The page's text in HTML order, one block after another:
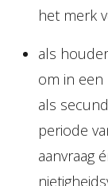
het merk
als
om in
als
periode
aanvraag